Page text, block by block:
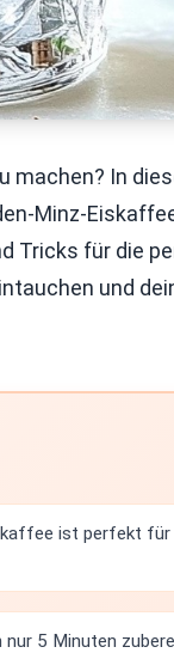
In
Minz-
Tricks für die
und
ist perfekt für
nur 5 Minuten